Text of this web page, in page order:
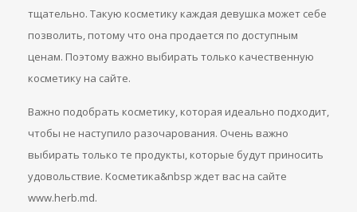
тщательно. Такую косметику каждая девушка может себе
позволить, потому что она продается по доступным
ценам. Поэтому важно выбирать только качественную
косметику на сайте.
Важно подобрать косметику, которая идеально подходит,
чтобы не наступило разочарования. Очень важно
выбирать только те продукты, которые будут приносить
удовольствие. Косметика&nbsp ждет вас на сайте
www.herb.md.